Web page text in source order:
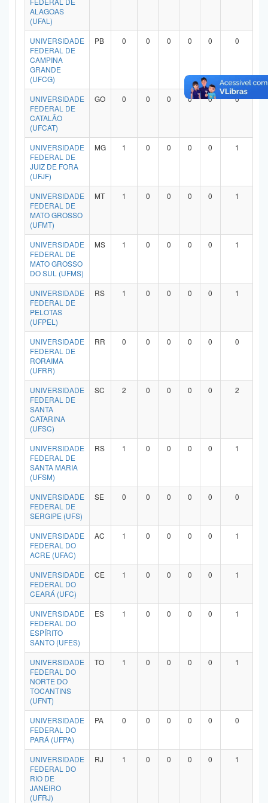
ALAGOAS
(UFAL)
UNIVERSIDADE
FEDERAL DE
CAMPINA
GRANDE
(UFCG)
PB 0 0 0 0 0 0
UNIVERSIDADE
FEDERAL DE
CATALÃO
(UFCAT)
GO 0 0 0 0 0 0
UNIVERSIDADE
FEDERAL DE
JUIZ DE FORA
(UFJF)
MG 1 0 0 0 0 1
UNIVERSIDADE
FEDERAL DE
MATO GROSSO
(UFMT)
MT 1 0 0 0 0 1
UNIVERSIDADE
FEDERAL DE
MATO GROSSO
DO SUL (UFMS)
MS 1 0 0 0 0 1
UNIVERSIDADE
FEDERAL DE
PELOTAS
(UFPEL)
RS 1 0 0 0 0 1
UNIVERSIDADE
FEDERAL DE
RORAIMA
(UFRR)
RR 0 0 0 0 0 0
UNIVERSIDADE
FEDERAL DE
SANTA
CATARINA
(UFSC)
SC 2 0 0 0 0 2
UNIVERSIDADE
FEDERAL DE
SANTA MARIA
(UFSM)
RS 1 0 0 0 0 1
UNIVERSIDADE
FEDERAL DE
SERGIPE (UFS)
SE 0 0 0 0 0 0
UNIVERSIDADE
FEDERAL DO
ACRE (UFAC)
AC 1 0 0 0 0 1
UNIVERSIDADE
FEDERAL DO
CEARÁ (UFC)
CE 1 0 0 0 0 1
UNIVERSIDADE
FEDERAL DO
ESPÍRITO
SANTO (UFES)
ES 1 0 0 0 0 1
UNIVERSIDADE
FEDERAL DO
NORTE DO
TOCANTINS
(UFNT)
TO 1 0 0 0 0 1
UNIVERSIDADE
FEDERAL DO
PARÁ (UFPA)
PA 0 0 0 0 0 0
UNIVERSIDADE
FEDERAL DO
RIO DE
JANEIRO
(UFRJ)
RJ 1 0 0 0 0 1